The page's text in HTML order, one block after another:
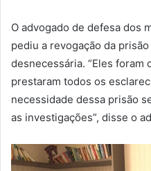
O advogado de defesa dos
pediu a revogação da
desnecessária. “Eles foram
prestaram todos os
necessidade dessa prisão
as investigações”, disse o